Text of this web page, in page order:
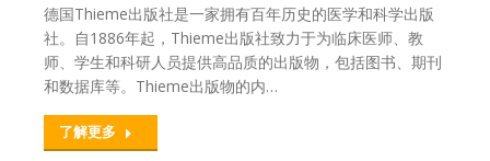
德国Thieme出版社是一家拥有百年历史的医学和科学出版
社。自1886年起，Thieme出版社致力于为临床医师、教
师、学生和科研人员提供高品质的出版物，包括图书、期刊
和数据库等。Thieme出版物的内…
了解更多